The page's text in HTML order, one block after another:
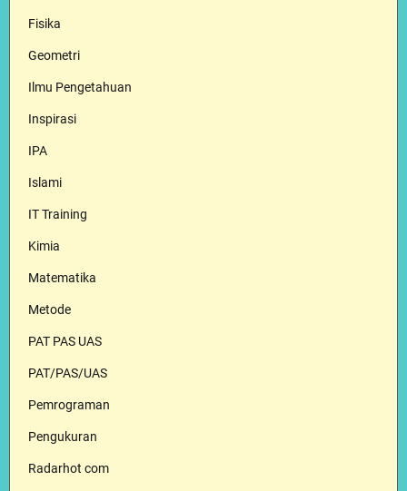
Fisika
Geometri
Ilmu Pengetahuan
Inspirasi
IPA
Islami
IT Training
Kimia
Matematika
Metode
PAT PAS UAS
PAT/PAS/UAS
Pemrograman
Pengukuran
Radarhot com